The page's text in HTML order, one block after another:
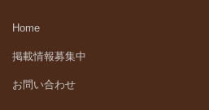
Home
掲載情報募集中
お問い合わせ